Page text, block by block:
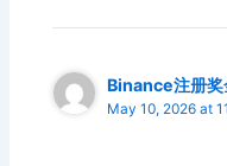
Binance注册奖
May 10, 2026 at